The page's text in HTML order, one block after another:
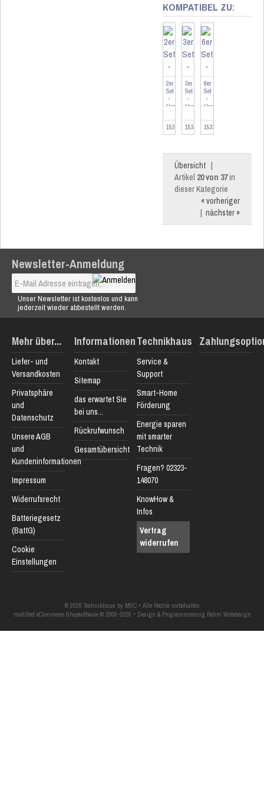
KOMPATIBEL ZU:
2er
Set
-
Homematic
Stellantrieb
-
moto...
153309-2
3er
Set
-
Homematic
Stellantrieb
-
moto...
153309-3
6er
Set
-
Homematic
Stellantrieb
-
moto...
153309-6
Übersicht |
Artikel 20 von 37in
dieser Kategorie
« vorheriger
| nächster »
Newsletter-Anmeldung
Unser Newsletter ist kostenlos und kann
jederzeit wieder abbestellt werden.
Mehr über...
Liefer- und
Versandkosten
Privatsphäre
und
Datenschutz
Unsere AGB
und
Kundeninformationen
Impressum
Widerrufsrecht
Batteriegesetz
(BattG)
Cookie
Einstellungen
Informationen
Kontakt
Sitemap
das erwartet Sie
bei uns...
Rückrufwunsch
Gesamtübersicht
Technikhaus
Service &
Support
Smart-Home
Förderung
Energie sparen
mit smarter
Technik
Fragen? 02323-
148070
KnowHow &
Infos
Vertrag
widerrufen
© 2026 Technikhaus by MSC • Alle Rechte vorbehalten
modified eCommerce Shopsoftware © 2009-2026 • Design & Programmierung Rehm Webdesign